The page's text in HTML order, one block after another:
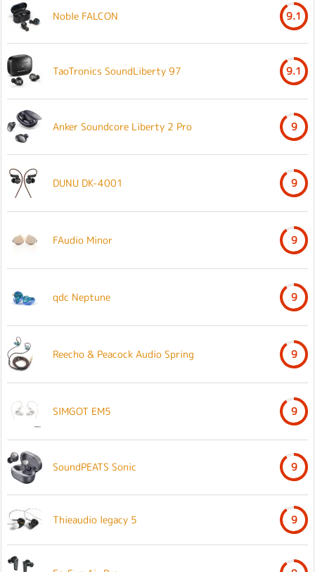
Noble FALCON 9.1
TaoTronics SoundLiberty 97 9.1
Anker Soundcore Liberty 2 Pro 9
DUNU DK-4001 9
FAudio Minor 9
qdc Neptune 9
Reecho & Peacock Audio Spring 9
SIMGOT EM5 9
SoundPEATS Sonic 9
Thieaudio legacy 5 9